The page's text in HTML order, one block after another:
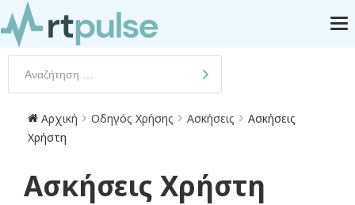
Αρχική Οδηγός Χρήσης Ασκήσεις
Ασκήσεις
Χρήστη
Ασκήσεις Χρήστη